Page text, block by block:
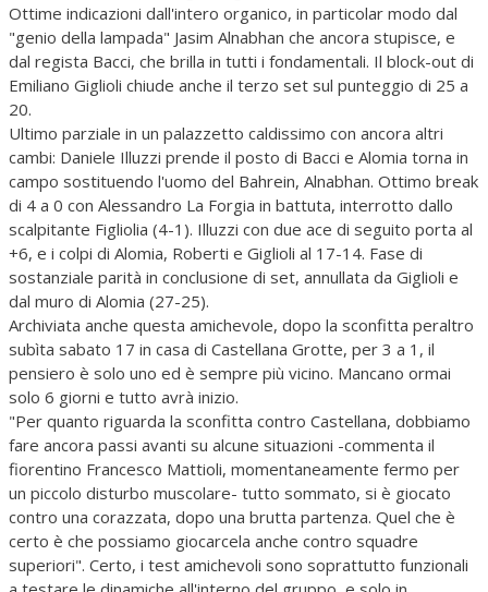
Ottime indicazioni dall'intero organico, in particolar modo dal
"genio della lampada" Jasim Alnabhan che ancora stupisce, e
dal regista Bacci, che brilla in tutti i fondamentali. Il block-out di
Emiliano Giglioli chiude anche il terzo set sul punteggio di 25 a
20.
Ultimo parziale in un palazzetto caldissimo con ancora altri
cambi: Daniele Illuzzi prende il posto di Bacci e Alomia torna in
campo sostituendo l'uomo del Bahrein, Alnabhan. Ottimo break
di 4 a 0 con Alessandro La Forgia in battuta, interrotto dallo
scalpitante Figliolia (4-1). Illuzzi con due ace di seguito porta al
+6, e i colpi di Alomia, Roberti e Giglioli al 17-14. Fase di
sostanziale parità in conclusione di set, annullata da Giglioli e
dal muro di Alomia (27-25).
Archiviata anche questa amichevole, dopo la sconfitta peraltro
subìta sabato 17 in casa di Castellana Grotte, per 3 a 1, il
pensiero è solo uno ed è sempre più vicino. Mancano ormai
solo 6 giorni e tutto avrà inizio.
"Per quanto riguarda la sconfitta contro Castellana, dobbiamo
fare ancora passi avanti su alcune situazioni -commenta il
fiorentino Francesco Mattioli, momentaneamente fermo per
un piccolo disturbo muscolare- tutto sommato, si è giocato
contro una corazzata, dopo una brutta partenza. Quel che è
certo è che possiamo giocarcela anche contro squadre
superiori". Certo, i test amichevoli sono soprattutto funzionali